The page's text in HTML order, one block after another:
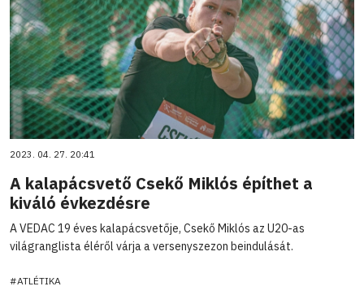
2023. 04. 27. 20:41
A kalapácsvető Csekő Miklós építhet a
kiváló évkezdésre
A VEDAC 19 éves kalapácsvetője, Csekő Miklós az U20-as
világranglista éléről várja a versenyszezon beindulását.
#ATLÉTIKA